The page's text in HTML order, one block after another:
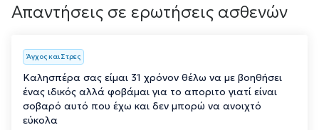
Απαντήσεις σε ερωτήσεις ασθενών
Άγχος και Στρες
Καλησπέρα σας είμαι 31 χρόνον θέλω να με βοηθήσει
ένας ιδικός αλλά φοβάμαι για το αποριτο γιατί είναι
σοβαρό αυτό που έχω και δεν μπορώ να ανοιχτό
εύκολα